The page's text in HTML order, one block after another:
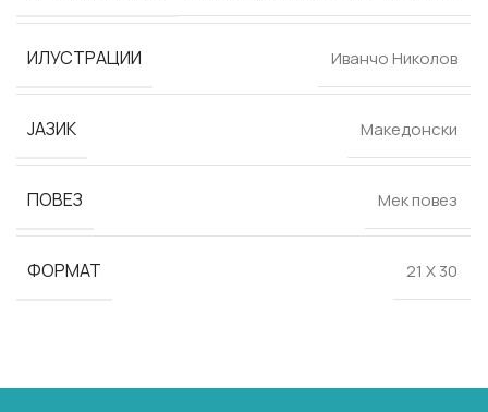
ИЛУСТРАЦИИ Иванчо Николов
ЈАЗИК Македонски
ПОВЕЗ Мек повез
ФОРМАТ 21 Х 30